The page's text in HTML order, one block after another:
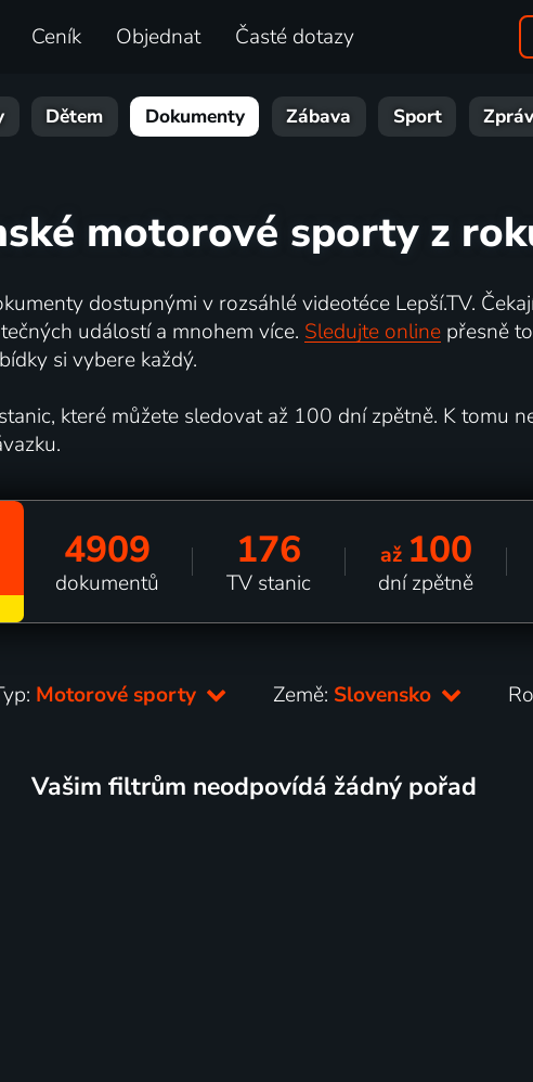
Ceník Objednat Časté dotazy
Dětem Dokumenty Zábava Sport
motorové sporty z
dostupnými v rozsáhlé videotéce Lepší.TV.
událostí a mnohem více. Sledujte onlinepřesně
si vybere každý.
které můžete sledovat až 100 dní zpětně. K tomu
4909
dokumentů
176
TV stanic
až 100
dní zpětně
Motorové sporty Země: Slovensko
Vašim filtrům neodpovídá žádný pořad